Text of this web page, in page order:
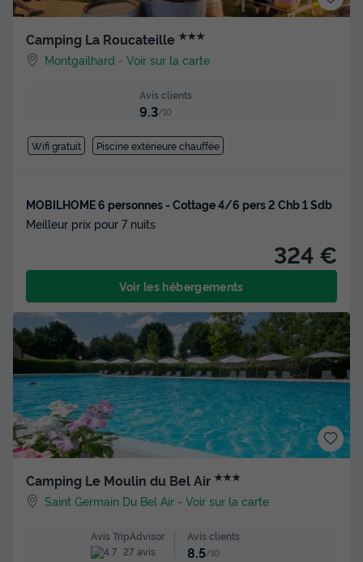
Camping La Roucateille ★★★
Montgailhard -Voir sur la carte
Avis clients
9.3/10
Wifi gratuit Piscine extérieure chauffée
MOBILHOME 6 personnes - Cottage 4/6 pers 2 Chb 1 Sdb
Meilleur prix pour 7 nuits
324 €
Voir les hébergements
Camping Le Moulin du Bel Air ★★★
Saint Germain Du Bel Air -Voir sur la carte
Avis TripAdvisor
27 avis
Avis clients
8.5/10